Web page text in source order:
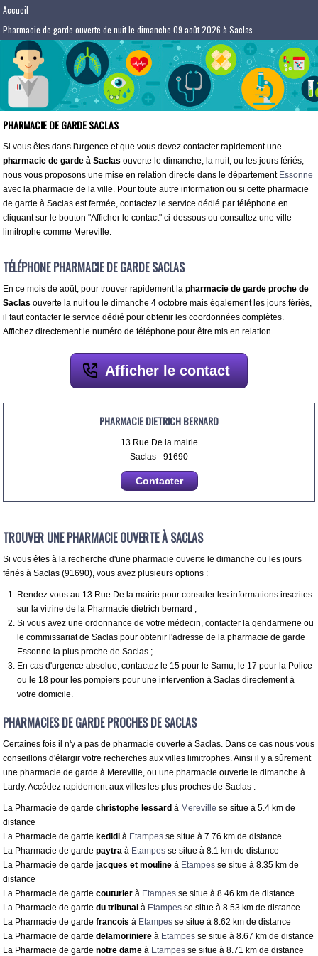
Accueil
Pharmacie de garde ouverte de nuit le dimanche 09 août 2026 à Saclas
PHARMACIE DE GARDE SACLAS
Si vous êtes dans l'urgence et que vous devez contacter rapidement une
pharmacie de garde à Saclas ouverte le dimanche, la nuit, ou les jours fériés,
nous vous proposons une mise en relation directe dans le département Essonne
avec la pharmacie de la ville. Pour toute autre information ou si cette pharmacie
de garde à Saclas est fermée, contactez le service dédié par téléphone en
cliquant sur le bouton "Afficher le contact" ci-dessous ou consultez une ville
limitrophe comme Mereville.
TÉLÉPHONE PHARMACIE DE GARDE SACLAS
En ce mois de août, pour trouver rapidement lapharmacie de garde proche de
Saclas ouverte la nuit ou le dimanche 4 octobre mais également les jours fériés,
il faut contacter le service dédié pour obtenir les coordonnées complètes.
Affichez directement le numéro de téléphone pour être mis en relation.
Afficher le contact
PHARMACIE DIETRICH BERNARD
13 Rue De la mairie
Saclas - 91690
Contacter
TROUVER UNE PHARMACIE OUVERTE À SACLAS
Si vous êtes à la recherche d'une pharmacie ouverte le dimanche ou les jours
fériés à Saclas (91690), vous avez plusieurs options :
Rendez vous au 13 Rue De la mairie pour consuler les informations inscrites
sur la vitrine de la Pharmacie dietrich bernard ;
Si vous avez une ordonnance de votre médecin, contacter la gendarmerie ou
le commissariat de Saclas pour obtenir l'adresse de la pharmacie de garde
Essonne la plus proche de Saclas ;
En cas d'urgence absolue, contactez le 15 pour le Samu, le 17 pour la Police
ou le 18 pour les pompiers pour une intervention à Saclas directement à
votre domicile.
PHARMACIES DE GARDE PROCHES DE SACLAS
Certaines fois il n'y a pas de pharmacie ouverte à Saclas. Dans ce cas nous vous
conseillons d'élargir votre recherches aux villes limitrophes. Ainsi il y a sûrement
une pharmacie de garde à Mereville, ou une pharmacie ouverte le dimanche à
Lardy. Accédez rapidement aux villes les plus proches de Saclas :
La Pharmacie de gardechristophe lessard à Mereville se situe à 5.4 km de
distance
La Pharmacie de garde kedidi à Etampes se situe à 7.76 km de distance
La Pharmacie de gardepaytra à Etampes se situe à 8.1 km de distance
La Pharmacie de gardejacques et mouline à Etampes se situe à 8.35 km de
distance
La Pharmacie de gardecouturier à Etampes se situe à 8.46 km de distance
La Pharmacie de gardedu tribunal à Etampes se situe à 8.53 km de distance
La Pharmacie de gardefrancois à Etampes se situe à 8.62 km de distance
La Pharmacie de gardedelamoriniere à Etampes se situe à 8.67 km de distance
La Pharmacie de gardenotre dame à Etampes se situe à 8.71 km de distance